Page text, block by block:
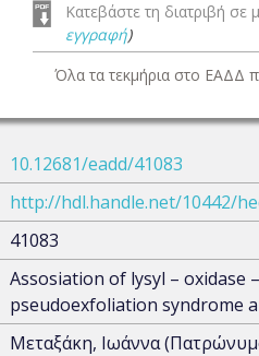
Κατεβάστε τη διατριβή
εγγραφή)
Όλα τα τεκμήρια στο ΕΑΔΔ
10.12681/eadd/41083
http://hdl.handle.net/10442/
41083
Assosiation of lysyl – oxidase
pseudoexfoliation syndrome
Μεταξάκη, Ιωάννα